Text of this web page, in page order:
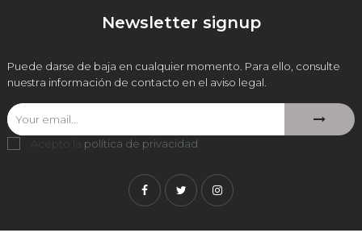
Newsletter signup
Puede darse de baja en cualquier momento. Para ello, consulte
nuestra información de contacto en el aviso legal.
Acepto la política de privacidad
FacebookTwitterInstagram